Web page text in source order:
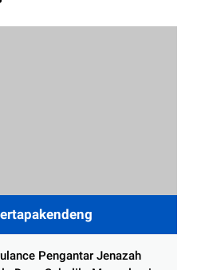
Pengantar Jenazah